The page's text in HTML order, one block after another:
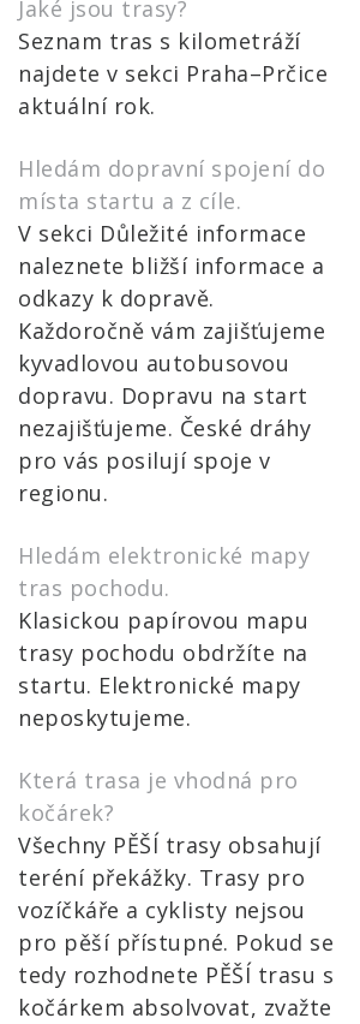
Jaké jsou trasy?
Seznam tras s kilometráží
najdete v sekci Praha–Prčice
aktuální rok.
Hledám dopravní spojení do
místa startu a z cíle.
V sekci Důležité informace
naleznete bližší informace a
odkazy k dopravě.
Každoročně vám zajišťujeme
kyvadlovou autobusovou
dopravu. Dopravu na start
nezajišťujeme. České dráhy
pro vás posilují spoje v
regionu.
Hledám elektronické mapy
tras pochodu.
Klasickou papírovou mapu
trasy pochodu obdržíte na
startu. Elektronické mapy
neposkytujeme.
Která trasa je vhodná pro
kočárek?
Všechny PĚŠÍ trasy obsahují
teréní překážky. Trasy pro
vozíčkáře a cyklisty nejsou
pro pěší přístupné. Pokud se
tedy rozhodnete PĚŠÍ trasu s
kočárkem absolvovat, zvažte